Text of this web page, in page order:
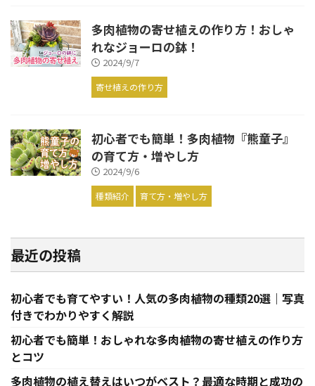
多肉植物の寄せ植えの作り方！おしゃ
れなジョーロの鉢！
2024/9/7
寄せ植えの作り方
初心者でも簡単！多肉植物『熊童子』
の育て方・増やし方
2024/9/6
種類紹介 育て方・増やし方
最近の投稿
初心者でも育てやすい！人気の多肉植物の種類20選｜写真
付きでわかりやすく解説
初心者でも簡単！おしゃれな多肉植物の寄せ植えの作り方
とコツ
多肉植物の植え替えはいつがベスト？最適な時期と成功の